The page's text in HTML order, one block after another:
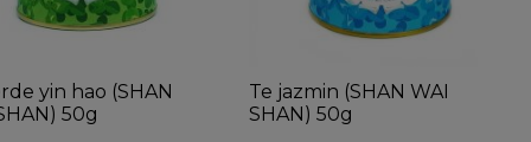
yin hao (SHAN
50g
Te jazmin (SHAN WAI
SHAN) 50g